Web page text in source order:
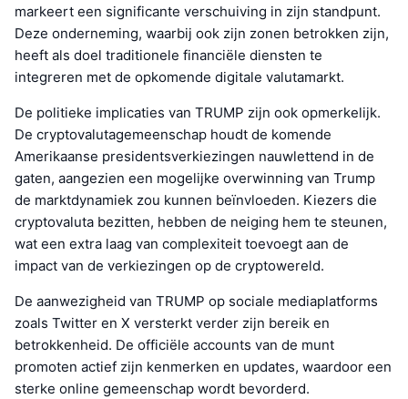
markeert een significante verschuiving in zijn standpunt.
Deze onderneming, waarbij ook zijn zonen betrokken zijn,
heeft als doel traditionele financiële diensten te
integreren met de opkomende digitale valutamarkt.
De politieke implicaties van TRUMP zijn ook opmerkelijk.
De cryptovalutagemeenschap houdt de komende
Amerikaanse presidentsverkiezingen nauwlettend in de
gaten, aangezien een mogelijke overwinning van Trump
de marktdynamiek zou kunnen beïnvloeden. Kiezers die
cryptovaluta bezitten, hebben de neiging hem te steunen,
wat een extra laag van complexiteit toevoegt aan de
impact van de verkiezingen op de cryptowereld.
De aanwezigheid van TRUMP op sociale mediaplatforms
zoals Twitter en X versterkt verder zijn bereik en
betrokkenheid. De officiële accounts van de munt
promoten actief zijn kenmerken en updates, waardoor een
sterke online gemeenschap wordt bevorderd.